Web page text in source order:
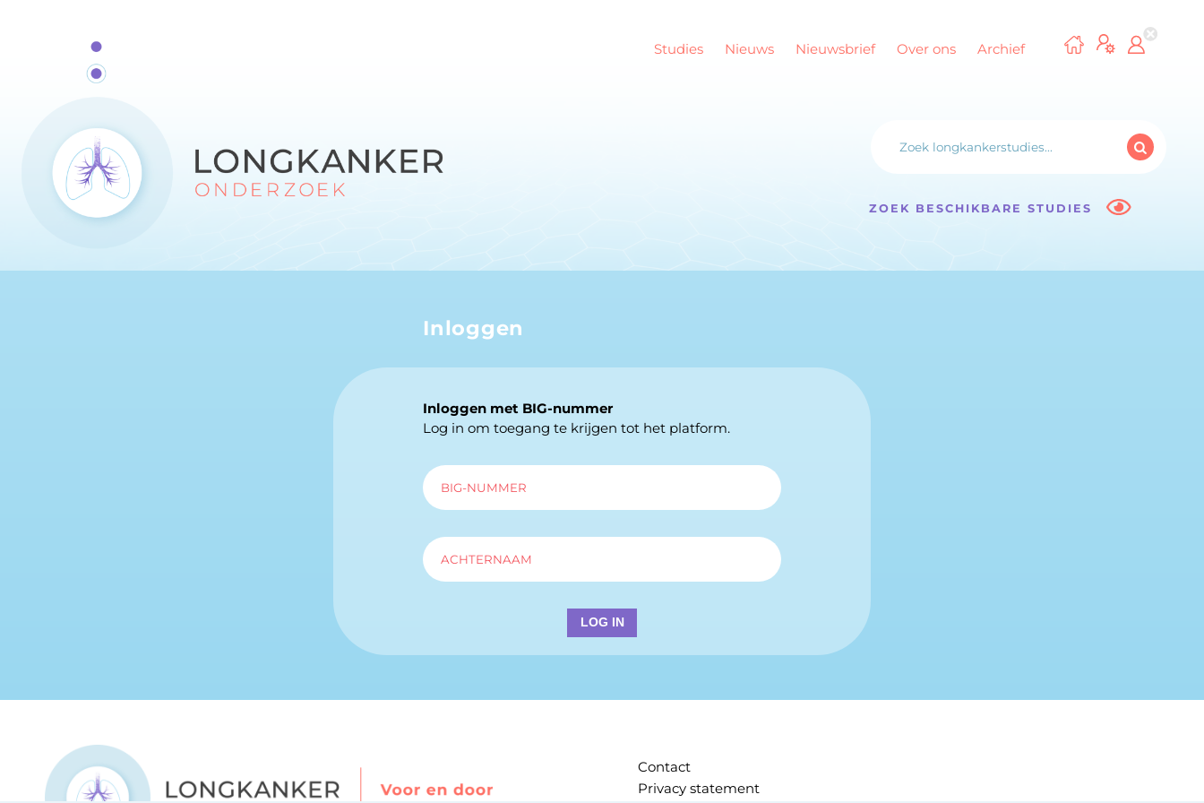
Studies Nieuws Nieuwsbrief Over ons Archief
ZOEK BESCHIKBARE STUDIES
Inloggen
Inloggen met BIG-nummer
Log in om toegang te krijgen tot het platform.
Contact
Privacy statement